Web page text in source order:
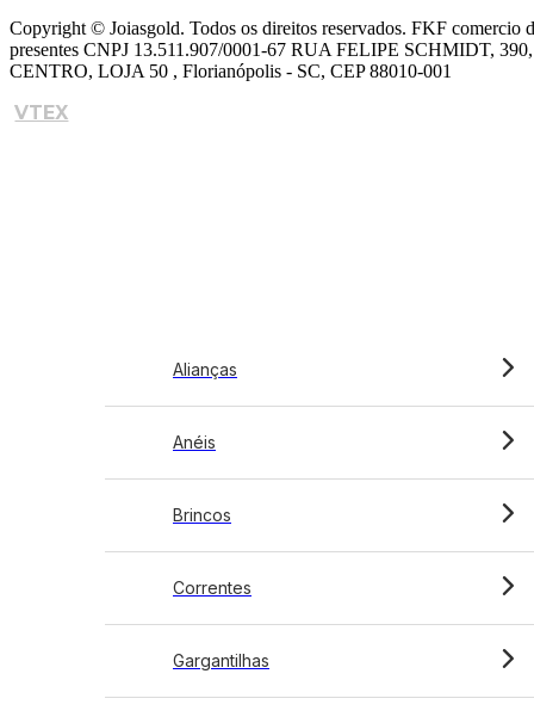
Copyright © Joiasgold. Todos os direitos reservados. FKF comercio
presentes CNPJ 13.511.907/0001-67 RUA FELIPE SCHMIDT, 390,
CENTRO, LOJA 50 , Florianópolis - SC, CEP 88010-001
VTEX
Alianças
Anéis
Brincos
Correntes
Gargantilhas